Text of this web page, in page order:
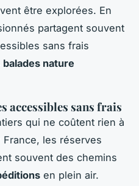
être explorées. En
partagent souvent
sans frais
balades nature
accessibles sans frais
qui ne coûtent rien à
les réserves
souvent des chemins
en plein air.